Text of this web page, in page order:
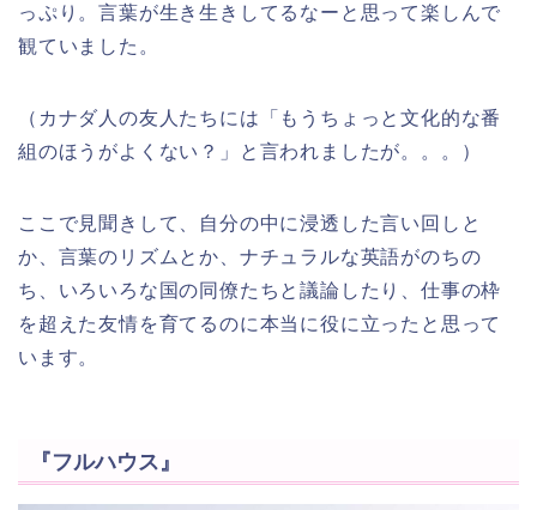
っぷり。言葉が生き生きしてるなーと思って楽しんで
観ていました。
（カナダ人の友人たちには「もうちょっと文化的な番
組のほうがよくない？」と言われましたが。。。）
ここで見聞きして、自分の中に浸透した言い回しと
か、言葉のリズムとか、ナチュラルな英語がのちの
ち、いろいろな国の同僚たちと議論したり、仕事の枠
を超えた友情を育てるのに本当に役に立ったと思って
います。
『フルハウス』